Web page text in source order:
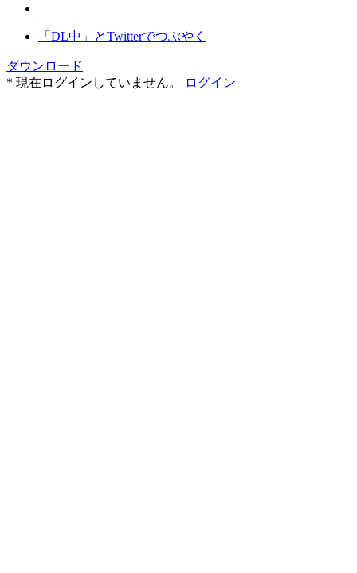
「DL中」とTwitterでつぶやく
ダウンロード
* 現在ログインしていません。
ログイン